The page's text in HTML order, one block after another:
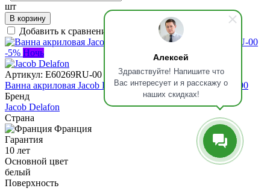
Алексей
Здравствуйте! Напишите что
Вас интересует и я расскажу о
наших скидках!
шт
В корзину
Добавить к сравнению
-5% Ночь
Артикул: E60269RU-00
Ванна акриловая Jacob Delafon Evok 180x80, E60269RU-00
Бренд
Jacob Delafon
Страна
Франция
Гарантия
10 лет
Основной цвет
белый
Поверхность